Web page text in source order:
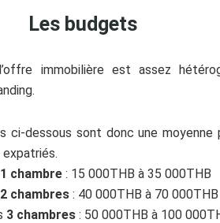
Les budgets
immobilière est assez
ci-dessous sont donc une
1 chambre : 15 000THB à 35 000THB
2 chambres : 40 000THB à 70 000THB
3 chambres : 50 000THB à 100